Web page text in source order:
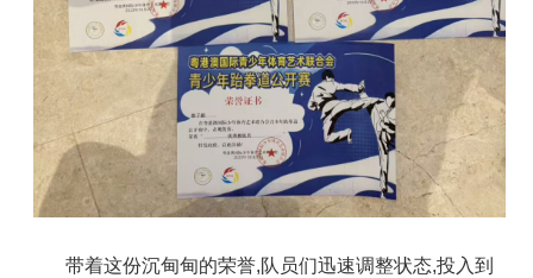
带着这份沉甸甸的荣誉,队员们迅速调整状态,投入到